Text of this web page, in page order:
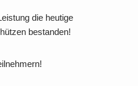
die heutige
bestanden!